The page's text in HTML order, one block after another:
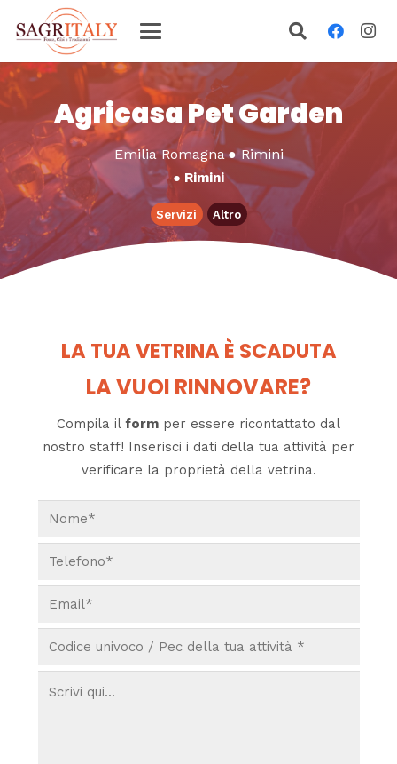
Agricasa Pet Garden
Emilia Romagna●Rimini
● Rimini
Servizi Altro
LA TUA VETRINA È SCADUTA
LA VUOI RINNOVARE?
Compila il form per essere ricontattato dal
nostro staff! Inserisci i dati della tua attività per
verificare la proprietà della vetrina.